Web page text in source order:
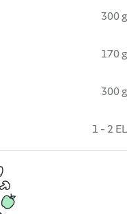
300 g
170 g
300 g
1 - 2 EL